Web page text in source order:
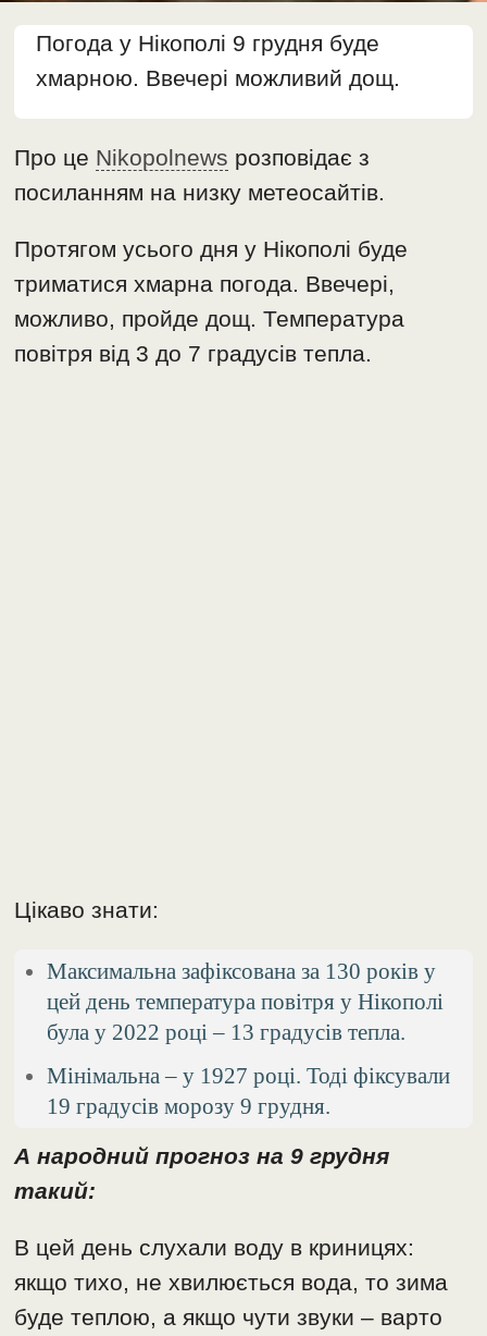
Погода у Нікополі 9 грудня буде
хмарною. Ввечері можливий дощ.
Про це Nikopolnews розповідає з
посиланням на низку метеосайтів.
Протягом усього дня у Нікополі буде
триматися хмарна погода. Ввечері,
можливо, пройде дощ. Температура
повітря від 3 до 7 градусів тепла.
Цікаво знати:
Максимальна зафіксована за 130 років у
цей день температура повітря у Нікополі
була у 2022 році – 13 градусів тепла.
Мінімальна – у 1927 році. Тоді фіксували
19 градусів морозу 9 грудня.
А народний прогноз на 9 грудня
такий:
В цей день слухали воду в криницях:
якщо тихо, не хвилюється вода, то зима
буде теплою, а якщо чути звуки – варто